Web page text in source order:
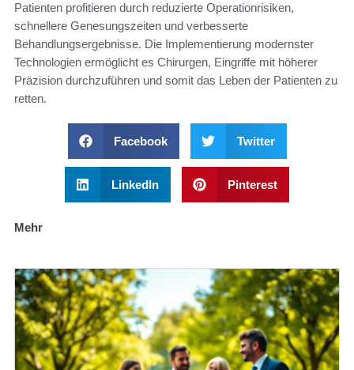
Patienten profitieren durch reduzierte Operationrisiken,
schnellere Genesungszeiten und verbesserte
Behandlungsergebnisse. Die Implementierung modernster
Technologien ermöglicht es Chirurgen, Eingriffe mit höherer
Präzision durchzuführen und somit das Leben der Patienten zu
retten.
Facebook Twitter
LinkedIn Pinterest
Mehr